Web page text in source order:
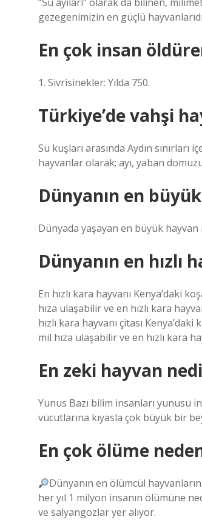
gezegenimizin en güçlü
En çok insan
1. Sivrisinekler: Yılda 750.
Türkiye’de vahşi
Su kuşları arasında Aydın
hayvanlar olarak; ayı, yaban
Dünyanın en
Dünyada yaşayan en büyük
Dünyanın en hızlı
En hızlı kara hayvanı Kenya’daki
hıza ulaşabilir ve en hızlı kara
hızlı kara hayvanı çitası
mil hıza ulaşabilir ve en hızlı kara
En zeki hayvan
Yunus Bazı bilim insanları yunusu
vücutlarına kıyasla çok büyük bir
En çok ölüme
Dünyanın en ölümcül
her yıl 1 milyon insanın ölümüne
ve salyangozlar yer alıyor.